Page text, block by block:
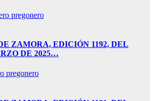
pregonero
ZAMORA, EDICIÓN 1192, DEL
DE 2025…
pregonero